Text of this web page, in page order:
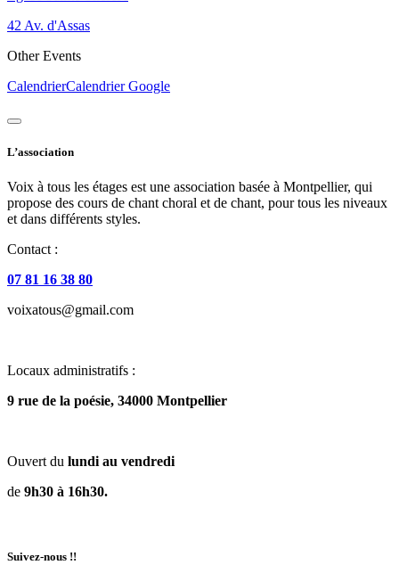
42 Av. d'Assas
Other Events
CalendrierCalendrier Google
L’association
Voix à tous les étages est une association basée à Montpellier, qui
propose des cours de chant choral et de chant, pour tous les niveaux
et dans différents styles.
Contact :
07 81 16 38 80
voixatous@gmail.com
Locaux administratifs :
9 rue de la poésie, 34000 Montpellier
Ouvert du lundi au vendredi
de 9h30 à 16h30.
Suivez-nous !!